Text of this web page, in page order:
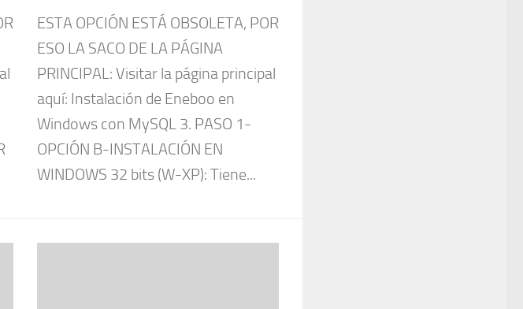
ESTA OPCIÓN ESTÁ OBSOLETA, POR
ESO LA SACO DE LA PÁGINA
PRINCIPAL: Visitar la página principal
aquí: Instalación de Eneboo en
Windows con MySQL 3. PASO 1-
OPCIÓN B-INSTALACIÓN EN
WINDOWS 32 bits (W-XP): Tiene...